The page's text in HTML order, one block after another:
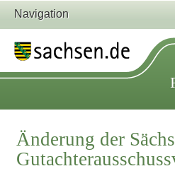
Navigation
Änderung der